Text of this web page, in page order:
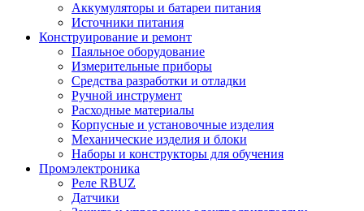
Аккумуляторы и батареи питания
Источники питания
Конструирование и ремонт
Паяльное оборудование
Измерительные приборы
Средства разработки и отладки
Ручной инструмент
Расходные материалы
Корпусные и установочные изделия
Механические изделия и блоки
Наборы и конструкторы для обучения
Промэлектроника
Реле RBUZ
Датчики